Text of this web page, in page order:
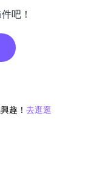
吧！
趣！ 去逛逛